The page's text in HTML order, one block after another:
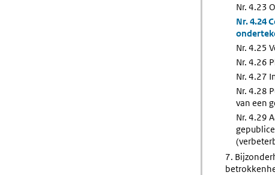
Nr. 4.23
Nr. 4.24
Nr. 4.25
Nr. 4.26
Nr. 4.27
Nr. 4.28
van een
Nr. 4.29
7.